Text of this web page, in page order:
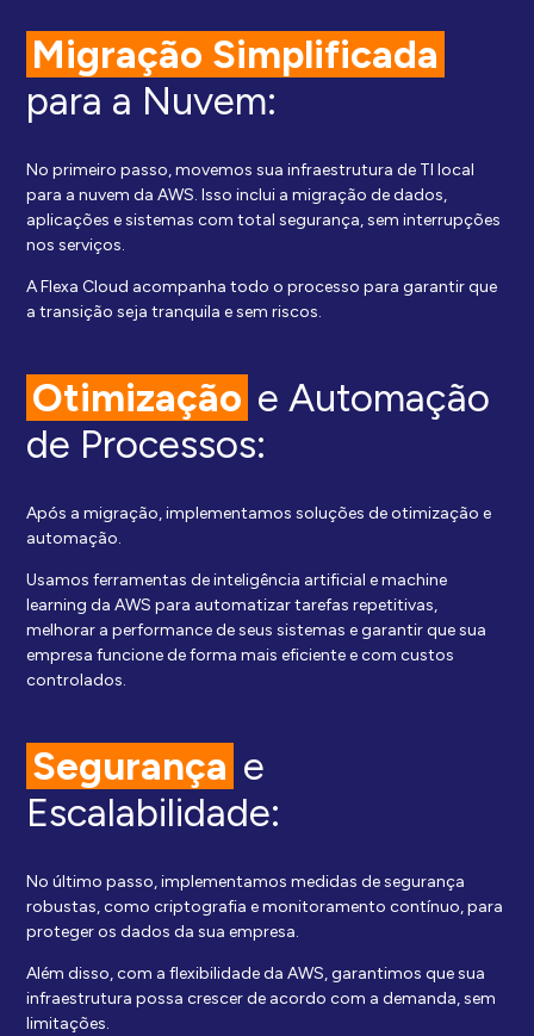
Migração Simplificada
para a Nuvem:
No primeiro passo, movemos sua infraestrutura de TI local
para a nuvem da AWS. Isso inclui a migração de dados,
aplicações e sistemas com total segurança, sem interrupções
nos serviços.
A Flexa Cloud acompanha todo o processo para garantir que
a transição seja tranquila e sem riscos.
Otimização e Automação
de Processos:
Após a migração, implementamos soluções de otimização e
automação.
Usamos ferramentas de inteligência artificial e machine
learning da AWS para automatizar tarefas repetitivas,
melhorar a performance de seus sistemas e garantir que sua
empresa funcione de forma mais eficiente e com custos
controlados.
Segurança e
Escalabilidade:
No último passo, implementamos medidas de segurança
robustas, como criptografia e monitoramento contínuo, para
proteger os dados da sua empresa.
Além disso, com a flexibilidade da AWS, garantimos que sua
infraestrutura possa crescer de acordo com a demanda, sem
limitações.